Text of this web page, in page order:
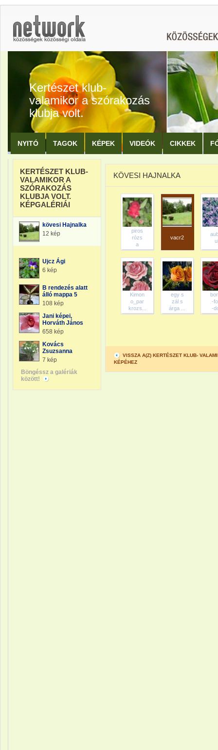
Kertészet klub-
valamikor a szórakozás
klubja volt.
NYITÓ TAGOK KÉPEK VIDEÓK CIKKEK
KERTÉSZET KLUB-
VALAMIKOR A
SZÓRAKOZÁS
KLUBJA VOLT.
KÉPGALÉRIÁI
kövesi Hajnalka
12 kép
Ujcz Ági
6 kép
B rendezés alatt
álló mappa 5
108 kép
Jani képei,
Horváth János
658 kép
Kovács
Zsuzsanna
7 kép
Böngéssz a galériák
között!
KÖVESI HAJNALKA
piros
rózs
a
vacr2
Kimon
o_par
krozs...
egy s
zál s
árga ...
-
-
VISSZA A(Z) KERTÉSZET KLUB-
KÉPÉHEZ